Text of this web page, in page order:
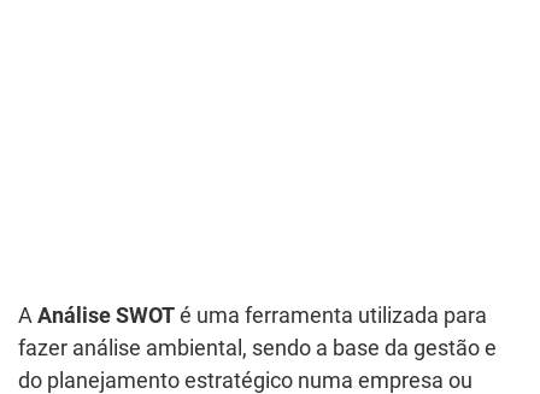
A Análise SWOT é uma ferramenta utilizada para
fazer análise ambiental, sendo a base da gestão e
do planejamento estratégico numa empresa ou